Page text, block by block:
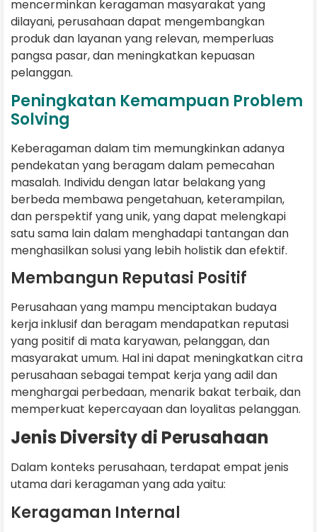
mencerminkan keragaman masyarakat yang
dilayani, perusahaan dapat mengembangkan
produk dan layanan yang relevan, memperluas
pangsa pasar, dan meningkatkan kepuasan
pelanggan.
Peningkatan Kemampuan Problem
Solving
Keberagaman dalam tim memungkinkan adanya
pendekatan yang beragam dalam pemecahan
masalah. Individu dengan latar belakang yang
berbeda membawa pengetahuan, keterampilan,
dan perspektif yang unik, yang dapat melengkapi
satu sama lain dalam menghadapi tantangan dan
menghasilkan solusi yang lebih holistik dan efektif.
Membangun Reputasi Positif
Perusahaan yang mampu menciptakan budaya
kerja inklusif dan beragam mendapatkan reputasi
yang positif di mata karyawan, pelanggan, dan
masyarakat umum. Hal ini dapat meningkatkan citra
perusahaan sebagai tempat kerja yang adil dan
menghargai perbedaan, menarik bakat terbaik, dan
memperkuat kepercayaan dan loyalitas pelanggan.
Jenis Diversity di Perusahaan
Dalam konteks perusahaan, terdapat empat jenis
utama dari keragaman yang ada yaitu:
Keragaman Internal